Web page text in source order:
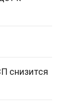
снизится